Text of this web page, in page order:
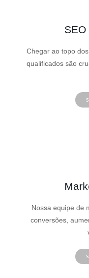
SEO
Chegar ao topo
qualificados são
Nossa equipe de
conversões,